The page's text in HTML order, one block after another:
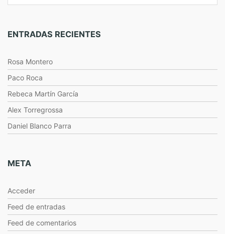
ENTRADAS RECIENTES
Rosa Montero
Paco Roca
Rebeca Martín García
Alex Torregrossa
Daniel Blanco Parra
META
Acceder
Feed de entradas
Feed de comentarios